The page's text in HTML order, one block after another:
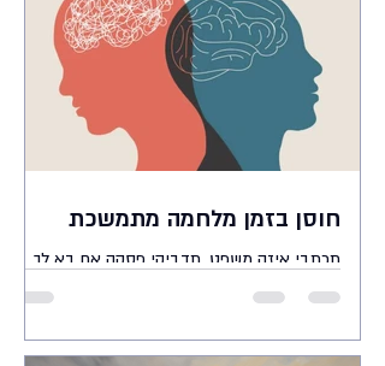
חוסן בזמן מלחמה מתמשכת
תכתבי איזה משפט, תדביקי פסקה אם בא לך